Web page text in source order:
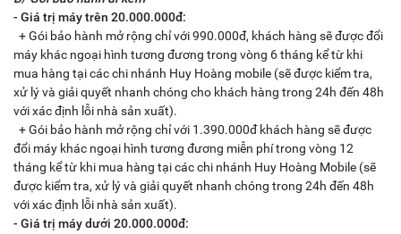
- Giá trị máy trên 20.000.000đ:
+ Gói bảo hành mở rộng chỉ với 990.000đ, khách hàng sẽ được đổi
máy khác ngoại hình tương đương trong vòng 6 tháng kể từ khi
mua hàng tại các chi nhánh Huy Hoàng mobile (sẽ được kiểm tra,
xử lý và giải quyết nhanh chóng cho khách hàng trong 24h đến 48h
với xác định lỗi nhà sản xuất).
+ Gói bảo hành mở rộng chỉ với 1.390.000đ khách hàng sẽ được
đổi máy khác ngoại hình tương đương miễn phí trong vòng 12
tháng kể từ khi mua hàng tại các chi nhánh Huy Hoàng Mobile (sẽ
được kiểm tra, xử lý và giải quyết nhanh chóng trong 24h đến 48h
với xác định lỗi nhà sản xuất).
- Giá trị máy dưới 20.000.000đ: